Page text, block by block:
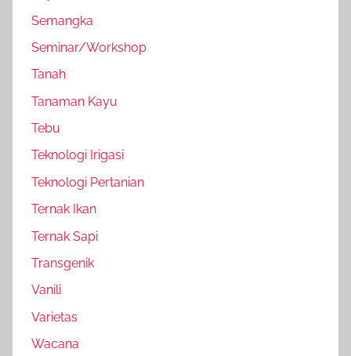
Semangka
Seminar/Workshop
Tanah
Tanaman Kayu
Tebu
Teknologi Irigasi
Teknologi Pertanian
Ternak Ikan
Ternak Sapi
Transgenik
Vanili
Varietas
Wacana